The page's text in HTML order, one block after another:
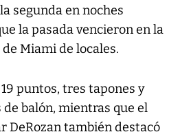
segunda en noches
la pasada vencieron en la
Miami de locales.
puntos, tres tapones y
balón, mientras que el
DeRozan también destacó